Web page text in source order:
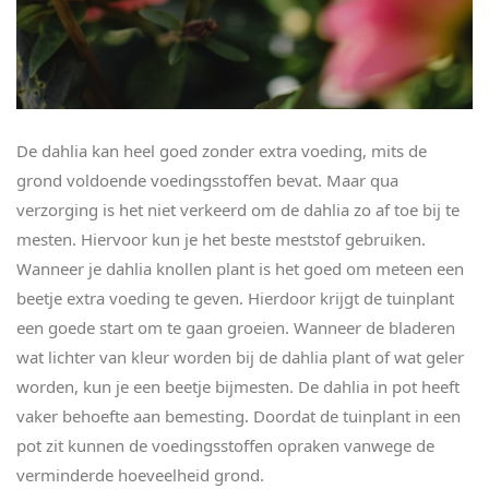
De dahlia kan heel goed zonder extra voeding, mits de
grond voldoende voedingsstoffen bevat. Maar qua
verzorging is het niet verkeerd om de dahlia zo af toe bij te
mesten. Hiervoor kun je het beste meststof gebruiken.
Wanneer je dahlia knollen plant is het goed om meteen een
beetje extra voeding te geven. Hierdoor krijgt de tuinplant
een goede start om te gaan groeien. Wanneer de bladeren
wat lichter van kleur worden bij de dahlia plant of wat geler
worden, kun je een beetje bijmesten. De dahlia in pot heeft
vaker behoefte aan bemesting. Doordat de tuinplant in een
pot zit kunnen de voedingsstoffen opraken vanwege de
verminderde hoeveelheid grond.